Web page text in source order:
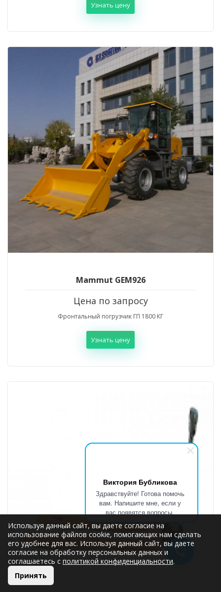
Виктория Бубликова
Здравствуйте! Готова помочь
вам. Напишите мне, если у
вас появятся вопросы.
Узнать цену
Mammut GEM926
Цена по запросу
Фронтальный погрузчик ГП 1800 КГ
Узнать цену
Используя данный сайт, вы даете согласие на
использование файлов cookie, помогающих нам сделать
его удобнее для вас. Используя данный сайт, вы даете
согласие на обработку персональных данных и
соглашаетесь с политикой конфиденциальности.
Принять